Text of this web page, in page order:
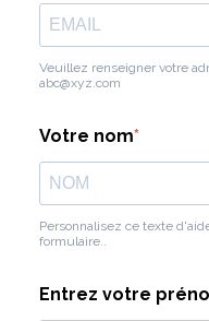
Veuillez renseigner votre
abc@xyz.com
Votre nom
Personnalisez ce texte
formulaire..
Entrez votre